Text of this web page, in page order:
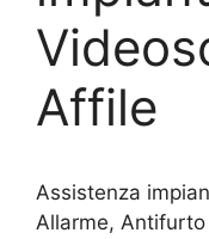
Affile
Assistenza
Allarme,